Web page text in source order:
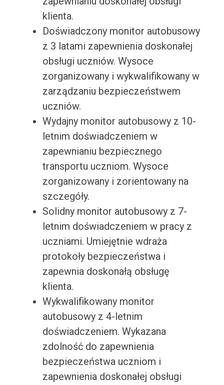
klienta.
Doświadczony monitor autobusowy
z 3 latami zapewnienia doskonałej
obsługi uczniów. Wysoce
zorganizowany i wykwalifikowany w
zarządzaniu bezpieczeństwem
uczniów.
Wydajny monitor autobusowy z 10-
letnim doświadczeniem w
zapewnianiu bezpiecznego
transportu uczniom. Wysoce
zorganizowany i zorientowany na
szczegóły.
Solidny monitor autobusowy z 7-
letnim doświadczeniem w pracy z
uczniami. Umiejętnie wdraża
protokoły bezpieczeństwa i
zapewnia doskonałą obsługę
klienta.
Wykwalifikowany monitor
autobusowy z 4-letnim
doświadczeniem. Wykazana
zdolność do zapewnienia
bezpieczeństwa uczniom i
zapewnienia doskonałej obsługi